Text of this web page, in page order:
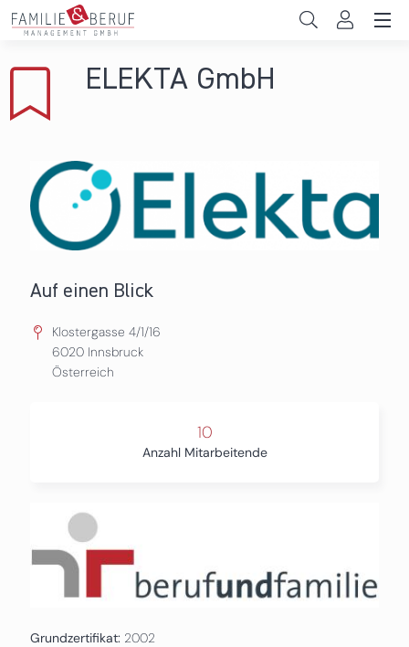
Direkt zum Inhalt
Gemeinden
Persönliche Vereinbarkeit
Das sind wir
ELEKTA GmbH
Auf einen Blick
Klostergasse 4/1/16
6020 Innsbruck
Österreich
10
Anzahl Mitarbeitende
Grundzertifikat: 2002